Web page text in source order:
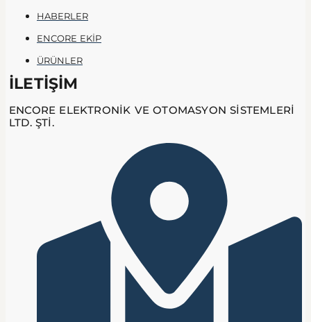
HABERLER
ENCORE EKİP
ÜRÜNLER
İLETİŞİM
ENCORE ELEKTRONİK VE OTOMASYON SİSTEMLERİ
LTD. ŞTİ.